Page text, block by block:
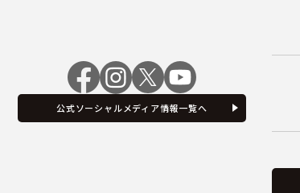
公式ソーシャルメディア情報一覧へ